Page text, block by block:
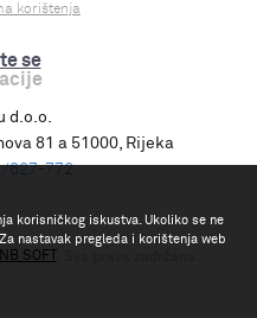
se
korištenja
d.o.o.
81 a 51000, Rijeka
627-772
NB SOFT
korisničkog iskustva. Ukoliko se ne
nastavak pregleda i korištenja web